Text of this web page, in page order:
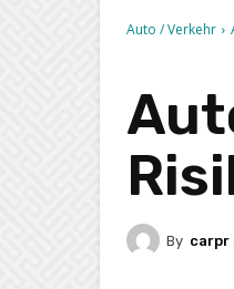
Auto / Verkehr
By carpr